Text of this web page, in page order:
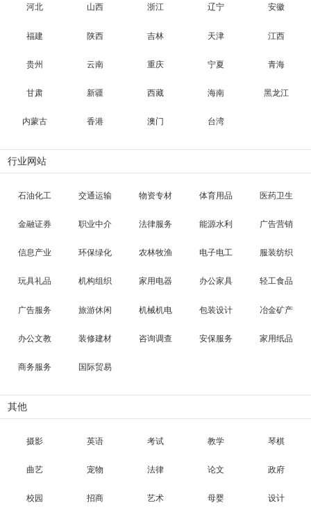
河北 山西 浙江 辽宁 安徽
福建 陕西 吉林 天津 江西
贵州 云南 重庆 宁夏 青海
甘肃 新疆 西藏 海南 黑龙江
内蒙古 香港 澳门 台湾
行业网站
石油化工 交通运输 物资专材 体育用品 医药卫生
金融证券 职业中介 法律服务 能源水利 广告营销
信息产业 环保绿化 农林牧渔 电子电工 服装纺织
玩具礼品 机构组织 家用电器 办公家具 轻工食品
广告服务 旅游休闲 机械机电 包装设计 冶金矿产
办公文教 装修建材 咨询调查 安保服务 家用纸品
商务服务 国际贸易
其他
摄影 英语 考试 教学 琴棋
曲艺 宠物 法律 论文 政府
校园 招商 艺术 母婴 设计